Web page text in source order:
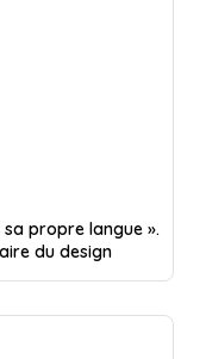
sa propre langue ».
du design